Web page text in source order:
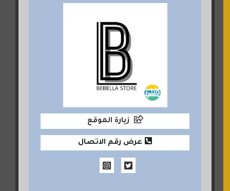
زيارة الموقع
عرض رقم الاتصال